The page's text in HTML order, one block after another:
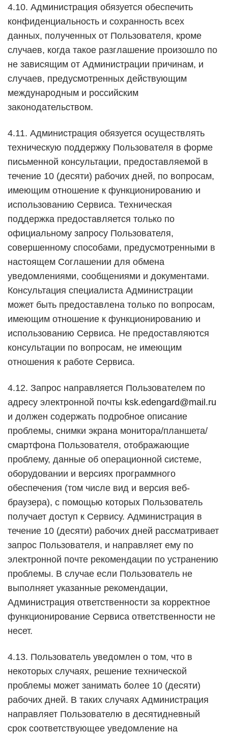
4.10. Администрация обязуется обеспечить
конфиденциальность и сохранность всех
данных, полученных от Пользователя, кроме
случаев, когда такое разглашение произошло по
не зависящим от Администрации причинам, и
случаев, предусмотренных действующим
международным и российским
законодательством.
4.11. Администрация обязуется осуществлять
техническую поддержку Пользователя в форме
письменной консультации, предоставляемой в
течение 10 (десяти) рабочих дней, по вопросам,
имеющим отношение к функционированию и
использованию Сервиса. Техническая
поддержка предоставляется только по
официальному запросу Пользователя,
совершенному способами, предусмотренными в
настоящем Соглашении для обмена
уведомлениями, сообщениями и документами.
Консультация специалиста Администрации
может быть предоставлена только по вопросам,
имеющим отношение к функционированию и
использованию Сервиса. Не предоставляются
консультации по вопросам, не имеющим
отношения к работе Сервиса.
4.12. Запрос направляется Пользователем по
адресу электронной почты ksk.edengard@mail.ru
и должен содержать подробное описание
проблемы, снимки экрана монитора/планшета/
смартфона Пользователя, отображающие
проблему, данные об операционной системе,
оборудовании и версиях программного
обеспечения (том числе вид и версия веб-
браузера), с помощью которых Пользователь
получает доступ к Сервису. Администрация в
течение 10 (десяти) рабочих дней рассматривает
запрос Пользователя, и направляет ему по
электронной почте рекомендации по устранению
проблемы. В случае если Пользователь не
выполняет указанные рекомендации,
Администрация ответственности за корректное
функционирование Сервиса ответственности не
несет.
4.13. Пользователь уведомлен о том, что в
некоторых случаях, решение технической
проблемы может занимать более 10 (десяти)
рабочих дней. В таких случаях Администрация
направляет Пользователю в десятидневный
срок соответствующее уведомление на